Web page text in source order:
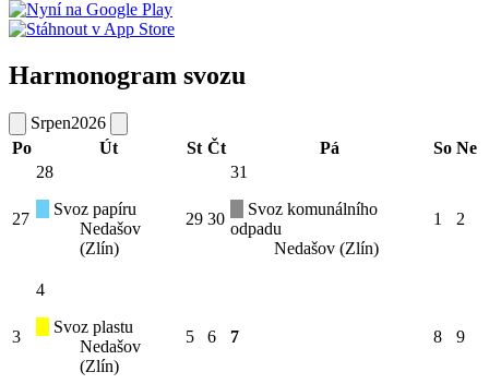
Harmonogram svozu
Srpen2026
Po
Út St Čt Pá So Ne
27
28
Svoz papíru
Nedašov
(Zlín)
29 30
31
Svoz komunálního
odpadu
Nedašov (Zlín)
1 2
3
4
Svoz plastu
Nedašov
(Zlín)
5 6 7 8 9